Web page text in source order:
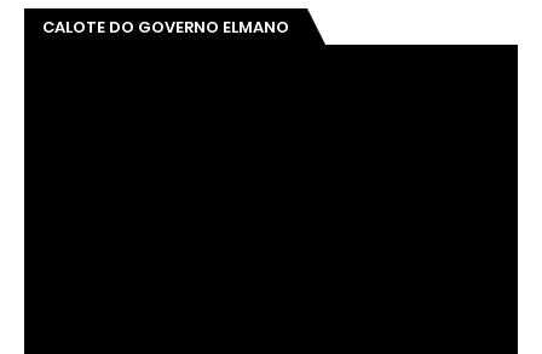
CALOTE DO GOVERNO ELMANO